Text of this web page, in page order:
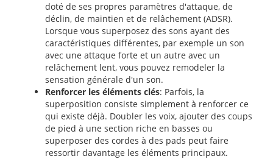
doté de ses propres paramètres d'attaque, de
déclin, de maintien et de relâchement (ADSR).
Lorsque vous superposez des sons ayant des
caractéristiques différentes, par exemple un son
avec une attaque forte et un autre avec un
relâchement lent, vous pouvez remodeler la
sensation générale d'un son.
Renforcer les éléments clés: Parfois, la
superposition consiste simplement à renforcer ce
qui existe déjà. Doubler les voix, ajouter des coups
de pied à une section riche en basses ou
superposer des cordes à des pads peut faire
ressortir davantage les éléments principaux.